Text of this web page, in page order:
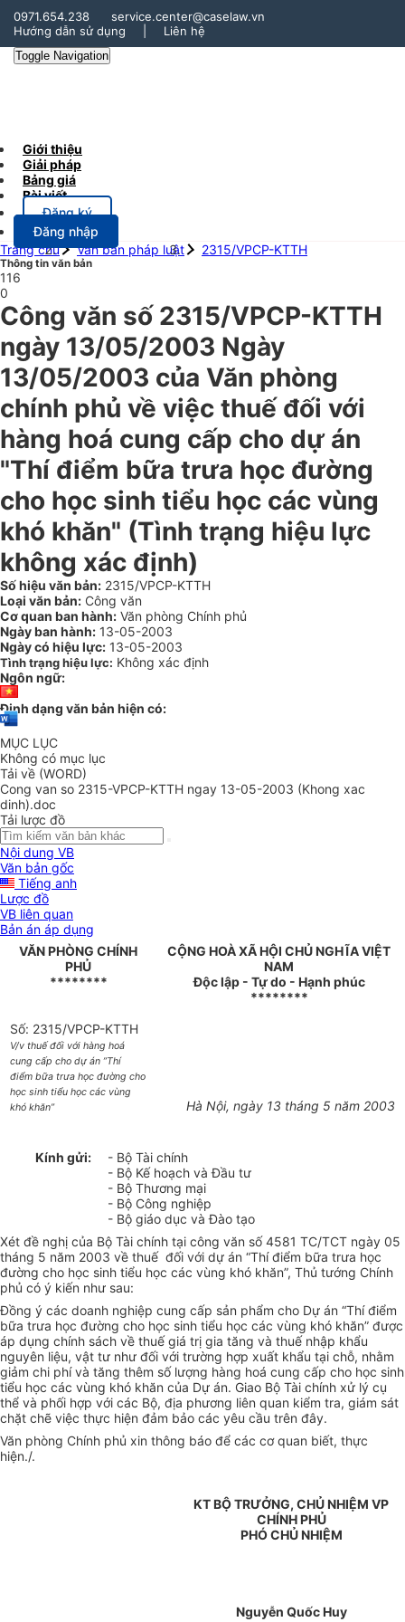
0971.654.238
service.center@caselaw.vn
Hướng dẫn sử dụng
Liên hệ
Toggle Navigation
Giới thiệu
Giải pháp
Bảng giá
Bài viết
Đăng ký
Đăng nhập
Trang chủ
Văn bản pháp luật 2315/VPCP-KTTH
Thông tin văn bản
116
0
Công văn số 2315/VPCP-KTTH
ngày 13/05/2003 Ngày
13/05/2003 của Văn phòng
chính phủ về việc thuế đối với
hàng hoá cung cấp cho dự án
"Thí điểm bữa trưa học đường
cho học sinh tiểu học các vùng
khó khăn" (Tình trạng hiệu lực
không xác định)
Số hiệu văn bản: 2315/VPCP-KTTH
Loại văn bản: Công văn
Cơ quan ban hành: Văn phòng Chính phủ
Ngày ban hành: 13-05-2003
Ngày có hiệu lực: 13-05-2003
Tình trạng hiệu lực: Không xác định
Ngôn ngữ:
Định dạng văn bản hiện có:
MỤC LỤC
Không có mục lục
Tải về (WORD)
Cong van so 2315-VPCP-KTTH ngay 13-05-2003 (Khong xac
dinh).doc
Tải lược đồ
Nội dung VB
Văn bản gốc
Tiếng anh
Lược đồ
VB liên quan
Bản án áp dụng
VĂN PHÒNG CHÍNH
PHỦ
********
CỘNG HOÀ XÃ HỘI CHỦ NGHĨA VIỆT
NAM
Độc lập - Tự do - Hạnh phúc
********
Số: 2315/VPCP-KTTH
V/v thuế đối với hàng hoá
cung cấp cho dự án ”Thí
điểm bữa trưa học đường cho
học sinh tiểu học các vùng
khó khăn”
Hà Nội, ngày 13 tháng 5 năm 2003
Kính gửi:
- Bộ Tài chính
- Bộ Kế hoạch và Đầu tư
- Bộ Thương mại
- Bộ Công nghiệp
- Bộ giáo dục và Đào tạo
Xét đề nghị của Bộ Tài chính tại công văn số 4581 TC/TCT ngày 05
tháng 5 năm 2003 về thuế đối với dự án “Thí điểm bữa trưa học
đường cho học sinh tiểu học các vùng khó khăn”, Thủ tướng Chính
phủ có ý kiến như sau:
Đồng ý các doanh nghiệp cung cấp sản phẩm cho Dự án “Thí điểm
bữa trưa học đường cho học sinh tiểu học các vùng khó khăn” được
áp dụng chính sách về thuế giá trị gia tăng và thuế nhập khẩu
nguyên liệu, vật tư như đối với trường hợp xuất khẩu tại chỗ, nhằm
giảm chi phí và tăng thêm số lượng hàng hoá cung cấp cho học sinh
tiểu học các vùng khó khăn của Dự án. Giao Bộ Tài chính xử lý cụ
thể và phối hợp với các Bộ, địa phương liên quan kiểm tra, giám sát
chặt chẽ việc thực hiện đảm bảo các yêu cầu trên đây.
Văn phòng Chính phủ xin thông báo để các cơ quan biết, thực
hiện./.
KT BỘ TRƯỞNG, CHỦ NHIỆM VP
CHÍNH PHỦ
PHÓ CHỦ NHIỆM
Nguyễn Quốc Huy